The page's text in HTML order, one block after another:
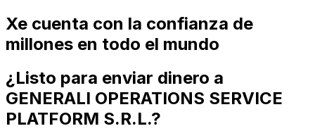
Xe cuenta con la confianza de
millones en todo el mundo
¿Listo para enviar dinero a
GENERALI OPERATIONS SERVICE
PLATFORM S.R.L.?